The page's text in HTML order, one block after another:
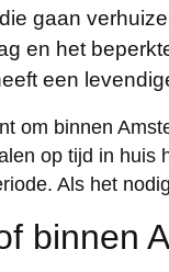
gaan
en het
een
om binnen
op tijd in
Als het
binnen